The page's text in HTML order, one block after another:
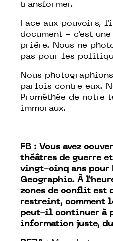
transformer.
Face aux pouvoirs,
document - c'est
prière. Nous ne
pas pour les
Nous photographions
parfois contre eux.
Prométhée de notre
immoraux.
FB : Vous avez
théâtres de guerre
vingt-cinq ans pour
Geographic. À
zones de conflit est
restreint, comment
peut-il continuer à
information juste,